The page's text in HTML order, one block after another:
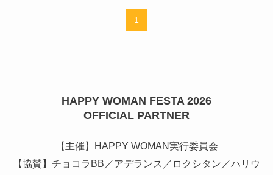
1
HAPPY WOMAN FESTA 2026
OFFICIAL PARTNER
【主催】HAPPY WOMAN実行委員会
【協賛】チョコラBB／アデランス／ロクシタン／ハリウ